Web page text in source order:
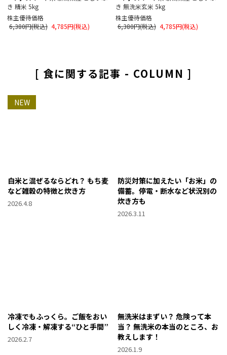
き 精米 5kg
株主優待価格
6,380円(税込) 4,785円(税込)
き 無洗米玄米 5kg
株主優待価格
6,380円(税込) 4,785円(税込)
[ 食に関する記事 - COLUMN ]
白米と混ぜるならどれ？ もち麦
など雑穀の特徴と炊き方
2026.4.8
NEW
防災対策に加えたい「お米」の
備蓄。停電・断水など状況別の
炊き方も
2026.3.11
冷凍でもふっくら。ご飯をおい
しく冷凍・解凍する“ひと手間”
2026.2.7
無洗米はまずい？ 危険って本
当？ 無洗米の本当のところ、お
教えします！
2026.1.9